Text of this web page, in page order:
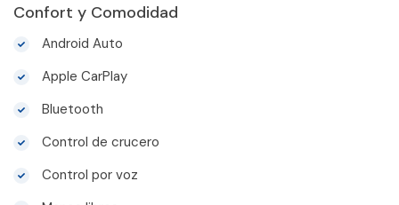
Confort y Comodidad
Android Auto
Apple CarPlay
Bluetooth
Control de crucero
Control por voz